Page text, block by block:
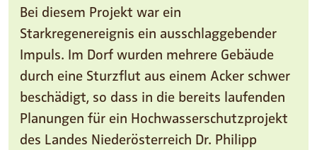
Bei diesem Projekt war ein
Starkregenereignis ein ausschlaggebender
Impuls. Im Dorf wurden mehrere Gebäude
durch eine Sturzflut aus einem Acker schwer
beschädigt, so dass in die bereits laufenden
Planungen für ein Hochwasserschutzprojekt
des Landes Niederösterreich Dr. Philipp